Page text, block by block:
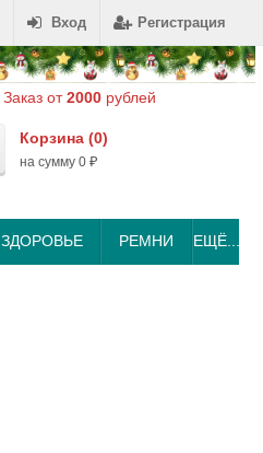
Вход Регистрация
Заказ от2000 рублей
Корзина (0)
на сумму 0 ₽
ЗДОРОВЬЕ РЕМНИ ЕЩЁ...